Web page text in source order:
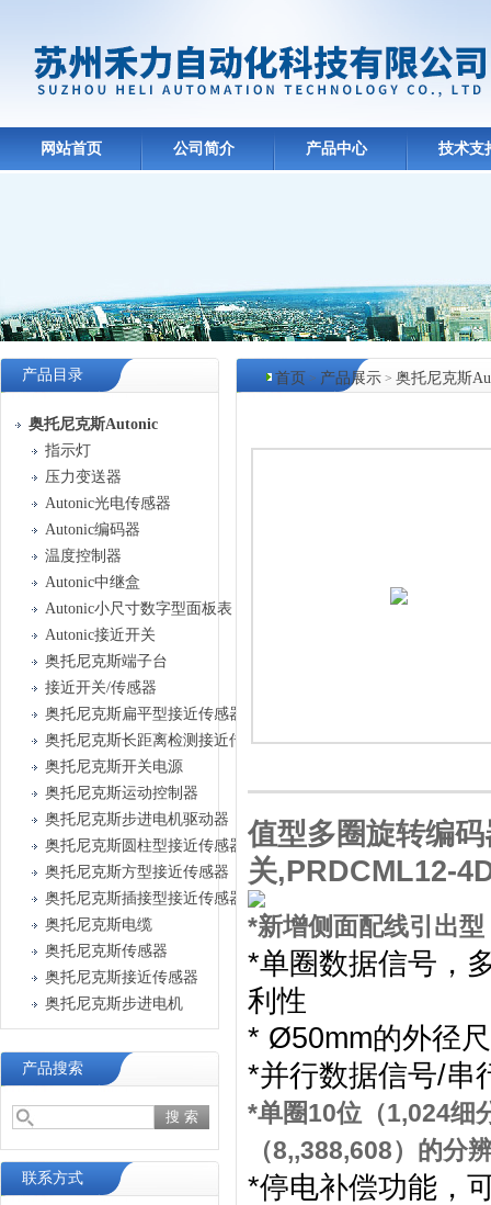
网站首页 公司简介 产品中心 技术支
产品目录
奥托尼克斯Autonic
指示灯
压力变送器
Autonic光电传感器
Autonic编码器
温度控制器
Autonic中继盒
Autonic小尺寸数字型面板表
Autonic接近开关
奥托尼克斯端子台
接近开关/传感器
奥托尼克斯扁平型接近传感器
奥托尼克斯长距离检测接近传感器
奥托尼克斯开关电源
奥托尼克斯运动控制器
奥托尼克斯步进电机驱动器
奥托尼克斯圆柱型接近传感器
奥托尼克斯方型接近传感器
奥托尼克斯插接型接近传感器
奥托尼克斯电缆
奥托尼克斯传感器
奥托尼克斯接近传感器
奥托尼克斯步进电机
产品搜索
联系方式
首页 > 产品展示 > 奥托尼克斯
值型多圈旋转编
关,PRDCML12-
*新增侧面配线引出
*单圈数据信号，
利性
* Ø50mm的外径
*并行数据信号/串
*单圈10位（1,024细
（8,,388,608）的分
*停电补偿功能，